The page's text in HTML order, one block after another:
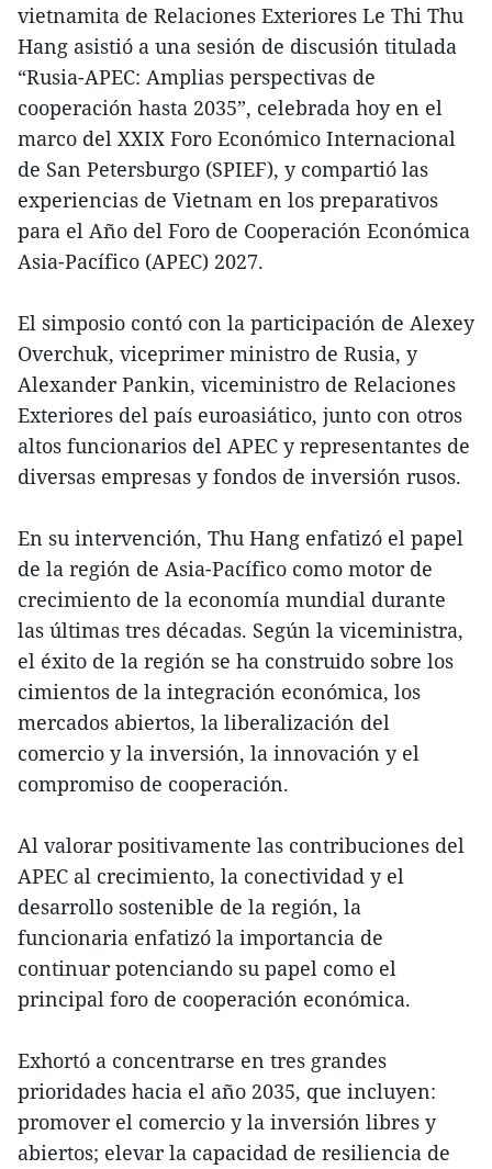
vietnamita de Relaciones Exteriores Le Thi Thu
Hang asistió a una sesión de discusión titulada
“Rusia-APEC: Amplias perspectivas de
cooperación hasta 2035”, celebrada hoy en el
marco del XXIX Foro Económico Internacional
de San Petersburgo (SPIEF), y compartió las
experiencias de Vietnam en los preparativos
para el Año del Foro de Cooperación Económica
Asia-Pacífico (APEC) 2027.
El simposio contó con la participación de Alexey
Overchuk, viceprimer ministro de Rusia, y
Alexander Pankin, viceministro de Relaciones
Exteriores del país euroasiático, junto con otros
altos funcionarios del APEC y representantes de
diversas empresas y fondos de inversión rusos.
En su intervención, Thu Hang enfatizó el papel
de la región de Asia-Pacífico como motor de
crecimiento de la economía mundial durante
las últimas tres décadas. Según la viceministra,
el éxito de la región se ha construido sobre los
cimientos de la integración económica, los
mercados abiertos, la liberalización del
comercio y la inversión, la innovación y el
compromiso de cooperación.
Al valorar positivamente las contribuciones del
APEC al crecimiento, la conectividad y el
desarrollo sostenible de la región, la
funcionaria enfatizó la importancia de
continuar potenciando su papel como el
principal foro de cooperación económica.
Exhortó a concentrarse en tres grandes
prioridades hacia el año 2035, que incluyen:
promover el comercio y la inversión libres y
abiertos; elevar la capacidad de resiliencia de